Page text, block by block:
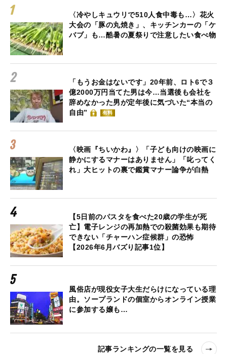
〈冷やしキュウリで510人食中毒も…〉花火
大会の「豚の丸焼き」、キッチンカーの「ケ
バブ」も…酷暑の夏祭りで注意したい食べ物
「もうお金はないです」20年前、ロト6で３
億2000万円当てた男は今…当選後も会社を
辞めなかった男が定年後に気づいた“本当の
自由”
有料
〈映画『ちいかわ』〉「子ども向けの映画に
静かにするマナーはありません」「叱ってく
れ」大ヒットの裏で鑑賞マナー論争が白熱
【5日前のパスタを食べた20歳の学生が死
亡】電子レンジの再加熱での殺菌効果も期待
できない「チャーハン症候群」の恐怖
【2026年6月バズり記事1位】
風俗店が現役女子大生だらけになっている理
由。ソープランドの個室からオンライン授業
に参加する嬢も…
記事ランキングの一覧を見る